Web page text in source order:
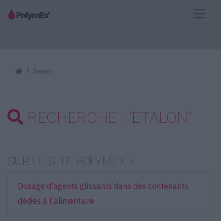
Search
RECHERCHE : "ETALON"
SUR LE SITE POLYMEX >
Dosage d’agents glissants dans des contenants
dédiés à l'alimentaire